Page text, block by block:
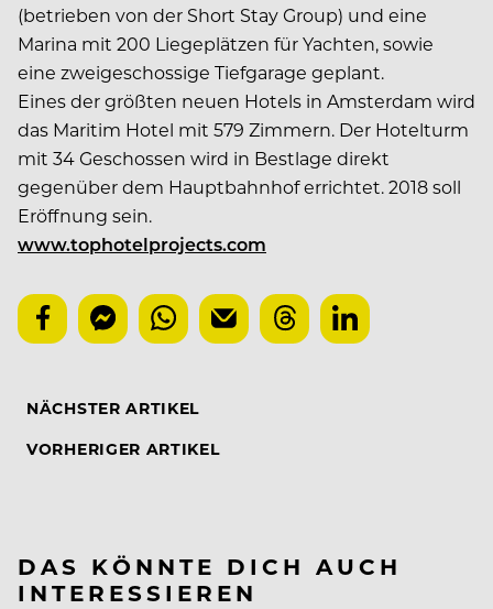
(betrieben von der Short Stay Group) und eine
Marina mit 200 Liegeplätzen für Yachten, sowie
eine zweigeschossige Tiefgarage geplant.
Eines der größten neuen Hotels in Amsterdam wird
das Maritim Hotel mit 579 Zimmern. Der Hotelturm
mit 34 Geschossen wird in Bestlage direkt
gegenüber dem Hauptbahnhof errichtet. 2018 soll
Eröffnung sein.
www.tophotelprojects.com
NÄCHSTER ARTIKEL
VORHERIGER ARTIKEL
DAS KÖNNTE DICH AUCH
INTERESSIEREN